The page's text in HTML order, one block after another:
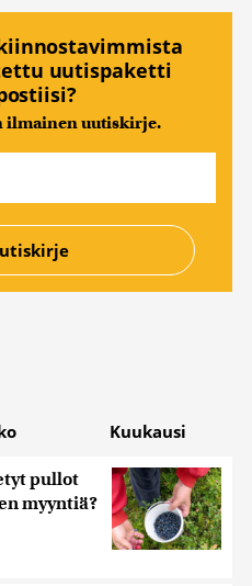
uutispaketti
ilmainen uutiskirje.
Kuukausi
pullot
myyntiä?